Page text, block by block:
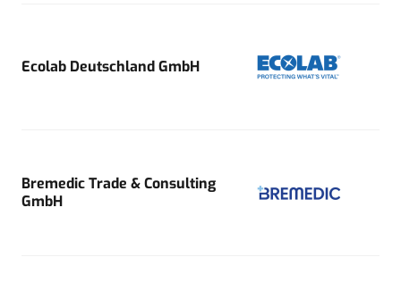
Ecolab Deutschland GmbH
Bremedic Trade & Consulting
GmbH